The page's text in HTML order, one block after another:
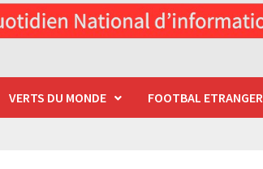
VERTS DU MONDE FOOTBAL ETRANGER